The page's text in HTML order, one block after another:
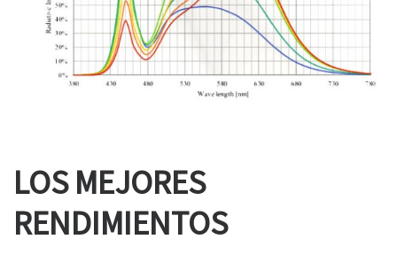
LOS MEJORES
RENDIMIENTOS